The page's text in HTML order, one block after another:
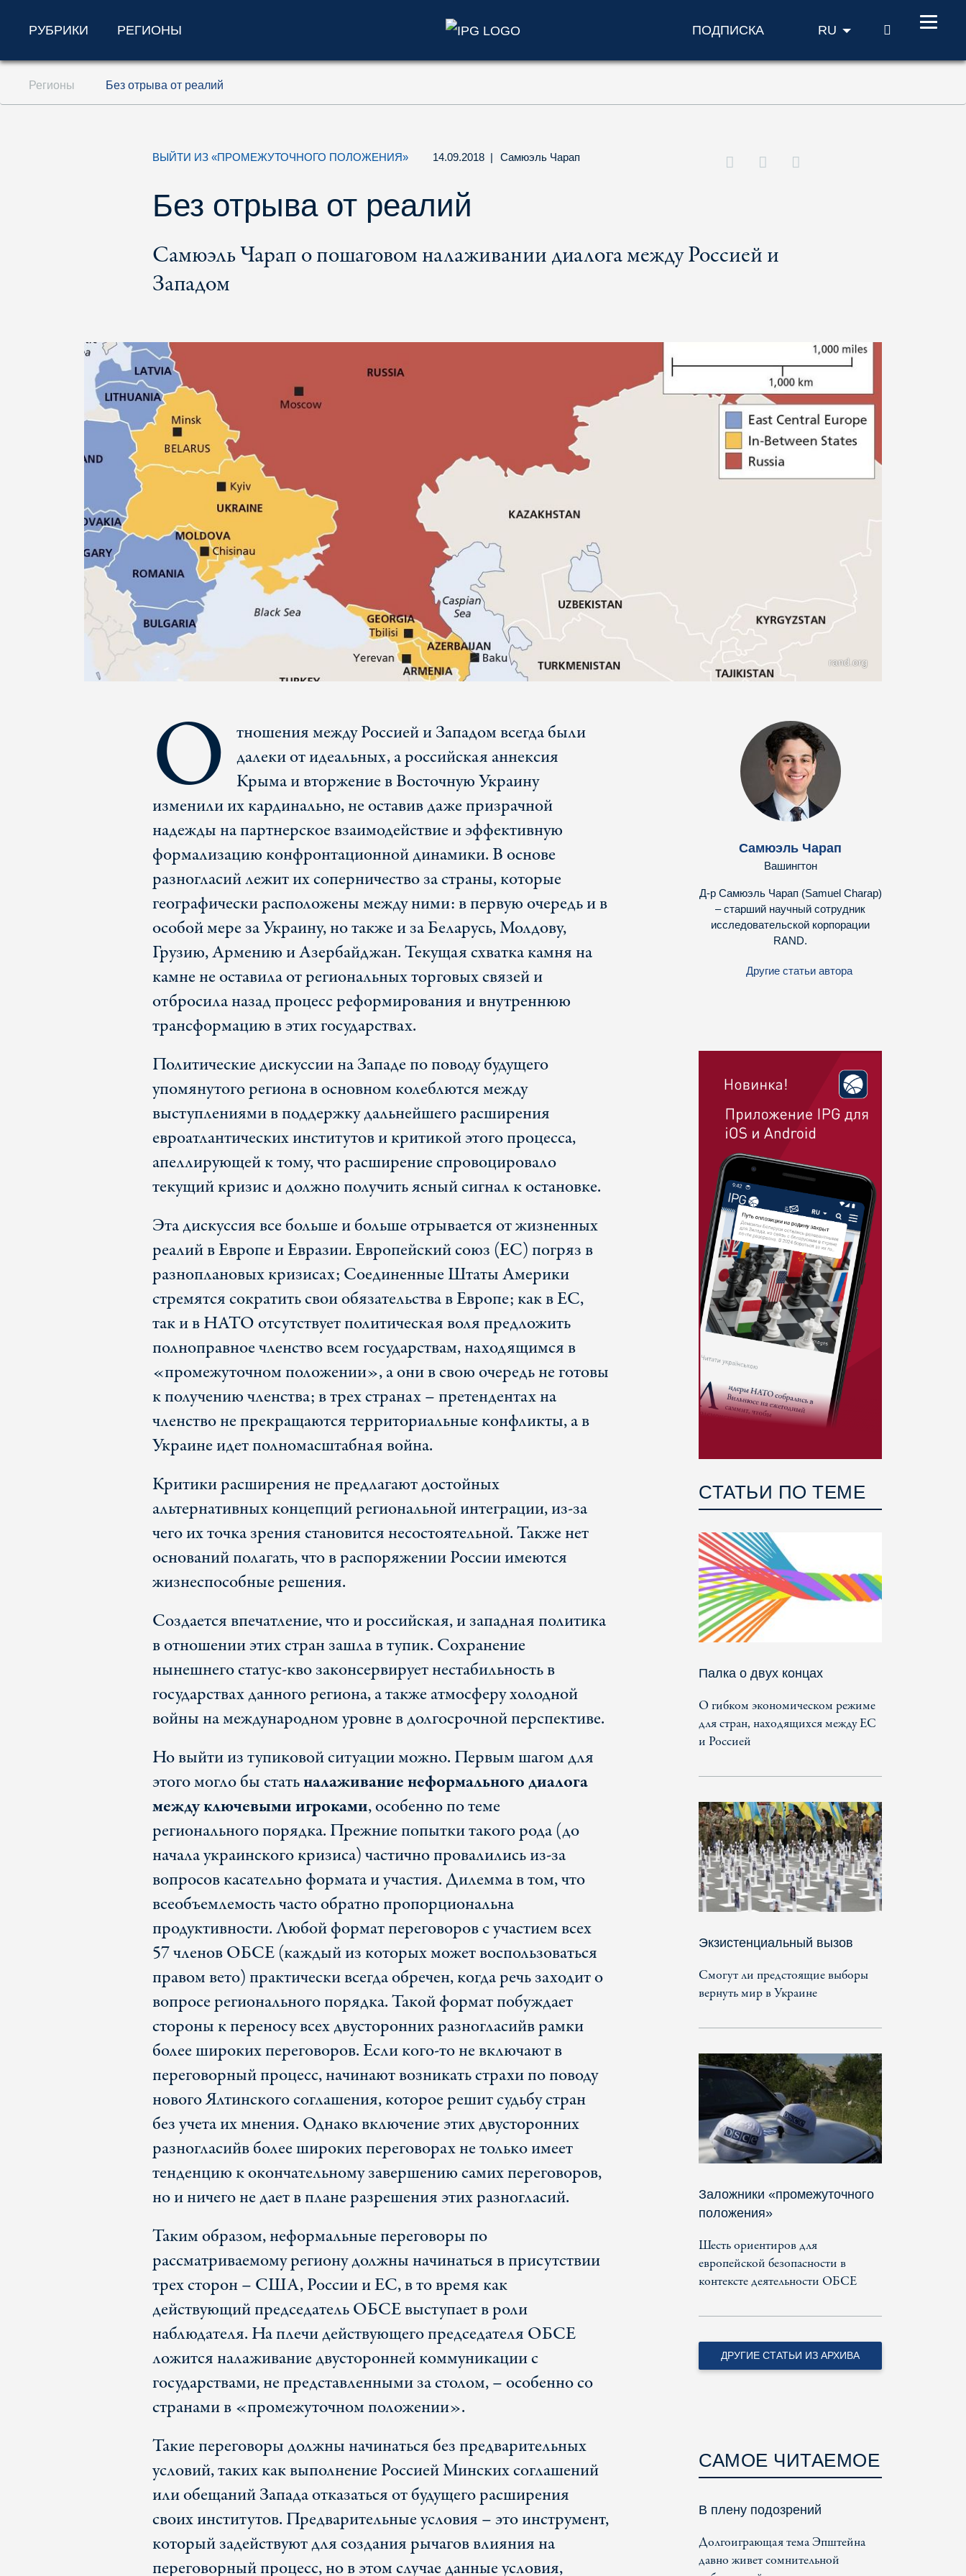
Перейти к содержанию (ключ доступа '1')
Перейти к поиску (ключ доступа '2')
РУБРИКИ РЕГИОНЫ ПОДПИСКА RU ПОИСК
Регионы Без отрыва от реалий
ВЫЙТИ ИЗ «ПРОМЕЖУТОЧНОГО ПОЛОЖЕНИЯ» 14.09.2018 | Самюэль Чарап
Без отрыва от реалий
Самюэль Чарап о пошаговом налаживании диалога между Россией и
Западом
rand.org
О тношения между Россией и Западом всегда были
далеки от идеальных, а российская аннексия
Крыма и вторжение в Восточную Украину
изменили их кардинально, не оставив даже призрачной
надежды на партнерское взаимодействие и эффективную
формализацию конфронтационной динамики. В основе
разногласий лежит их соперничество за страны, которые
географически расположены между ними: в первую очередь и в
особой мере за Украину, но также и за Беларусь, Молдову,
Грузию, Армению и Азербайджан. Текущая схватка камня на
камне не оставила от региональных торговых связей и
отбросила назад процесс реформирования и внутреннюю
трансформацию в этих государствах.
Политические дискуссии на Западе по поводу будущего
упомянутого региона в основном колеблются между
выступлениями в поддержку дальнейшего расширения
евроатлантических институтов и критикой этого процесса,
апеллирующей к тому, что расширение спровоцировало
текущий кризис и должно получить ясный сигнал к остановке.
Эта дискуссия все больше и больше отрывается от жизненных
реалий в Европе и Евразии. Европейский союз (ЕС) погряз в
разноплановых кризисах; Соединенные Штаты Америки
стремятся сократить свои обязательства в Европе; как в ЕС,
так и в НАТО отсутствует политическая воля предложить
полноправное членство всем государствам, находящимся в
«промежуточном положении», а они в свою очередь не готовы
к получению членства; в трех странах – претендентах на
членство не прекращаются территориальные конфликты, а в
Украине идет полномасштабная война.
Критики расширения не предлагают достойных
альтернативных концепций региональной интеграции, из-за
чего их точка зрения становится несостоятельной. Также нет
оснований полагать, что в распоряжении России имеются
жизнеспособные решения.
Создается впечатление, что и российская, и западная политика
в отношении этих стран зашла в тупик. Сохранение
нынешнего статус-кво законсервирует нестабильность в
государствах данного региона, а также атмосферу холодной
войны на международном уровне в долгосрочной перспективе.
Но выйти из тупиковой ситуации можно. Первым шагом для
этого могло бы статьналаживание неформального диалога
между ключевыми игроками, особенно по теме
регионального порядка. Прежние попытки такого рода (до
начала украинского кризиса) частично провалились из-за
вопросов касательно формата и участия. Дилемма в том, что
всеобъемлемость часто обратно пропорциональна
продуктивности. Любой формат переговоров с участием всех
57 членов ОБСЕ (каждый из которых может воспользоваться
правом вето) практически всегда обречен, когда речь заходит о
вопросе регионального порядка. Такой формат побуждает
стороны к переносу всех двусторонних разногласийв рамки
более широких переговоров. Если кого-то не включают в
переговорный процесс, начинают возникать страхи по поводу
нового Ялтинского соглашения, которое решит судьбу стран
без учета их мнения. Однако включение этих двусторонних
разногласийв более широких переговорах не только имеет
тенденцию к окончательному завершению самих переговоров,
но и ничего не дает в плане разрешения этих разногласий.
Таким образом, неформальные переговоры по
рассматриваемому региону должны начинаться в присутствии
трех сторон – США, России и ЕС, в то время как
действующий председатель ОБСЕ выступает в роли
наблюдателя. На плечи действующего председателя ОБСЕ
ложится налаживание двусторонней коммуникации с
государствами, не представленными за столом, – особенно со
странами в «промежуточном положении».
Такие переговоры должны начинаться без предварительных
условий, таких как выполнение Россией Минских соглашений
или обещаний Запада отказаться от будущего расширения
своих институтов. Предварительные условия – это инструмент,
который задействуют для создания рычагов влияния на
переговорный процесс, но в этом случае данные условия,
Самюэль Чарап
Вашингтон
Д-р Самюэль Чарап (Samuel Charap)
– старший научный сотрудник
исследовательской корпорации
RAND.
Другие статьи автора
СТАТЬИ ПО ТЕМЕ
Палка о двух концах
О гибком экономическом режиме
для стран, находящихся между ЕС
и Россией
Экзистенциальный вызов
Смогут ли предстоящие выборы
вернуть мир в Украине
Заложники «промежуточного
положения»
Шесть ориентиров для
европейской безопасности в
контексте деятельности ОБСЕ
ДРУГИЕ СТАТЬИ ИЗ АРХИВА
САМОЕ ЧИТАЕМОЕ
В плену подозрений
Долгоиграющая тема Эпштейна
давно живет сомнительной